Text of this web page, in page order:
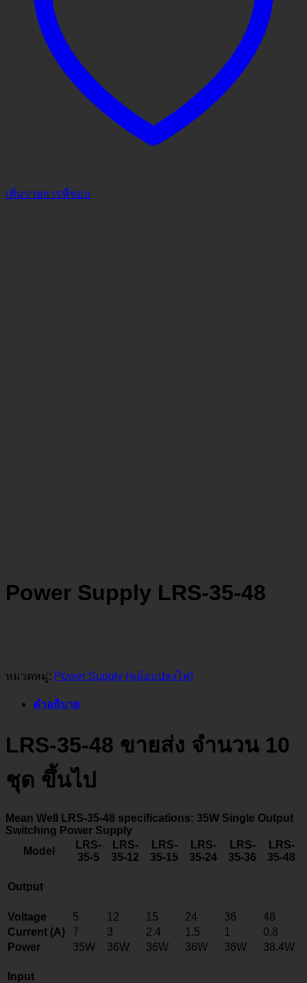
เพิ่มรายการที่ชอบ
Power Supply LRS-35-48
หมวดหมู่: Power Supply (หม้อแปลงไฟ)
คำอธิบาย
LRS-35-48 ขายส่ง จำนวน 10
ชุด ขึ้นไป
Mean Well LRS-35-48 specifications: 35W Single Output
Switching Power Supply
Model
LRS-
35-5
LRS-
35-12
LRS-
35-15
LRS-
35-24
LRS-
35-36
LRS-
35-48
Output
Voltage 5 12 15 24 36
48
Current (A)
7 3 2.4 1.5 1
0.8
Power
35W 36W 36W 36W 36W 38.4W
Input